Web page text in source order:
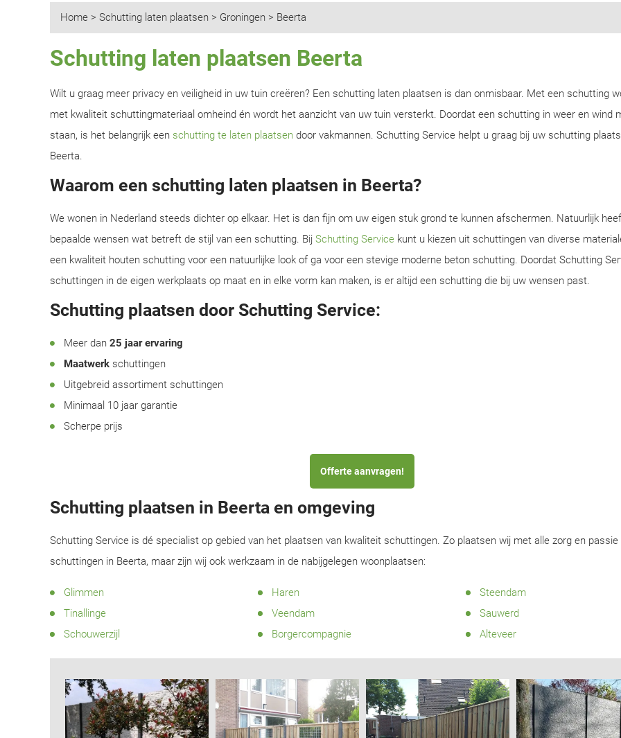
Home > Schutting laten plaatsen > Groningen > Beerta
Schutting laten plaatsen Beerta
Wilt u graag meer privacy en veiligheid in uw tuin creëren? Een schutting laten plaatsen is dan onmisbaar. Met een schutting
met kwaliteit schuttingmateriaal omheind én wordt het aanzicht van uw tuin versterkt. Doordat een schutting in weer en wind
staan, is het belangrijk een schutting te laten plaatsen door vakmannen. Schutting Service helpt u graag bij uw schutting
Beerta.
Waarom een schutting laten plaatsen in Beerta?
We wonen in Nederland steeds dichter op elkaar. Het is dan fijn om uw eigen stuk grond te kunnen afschermen. Natuurlijk
bepaalde wensen wat betreft de stijl van een schutting. Bij Schutting Service kunt u kiezen uit schuttingen van diverse
een kwaliteit houten schutting voor een natuurlijke look of ga voor een stevige moderne beton schutting. Doordat Schutting
schuttingen in de eigen werkplaats op maat en in elke vorm kan maken, is er altijd een schutting die bij uw wensen past.
Schutting plaatsen door Schutting Service:
Meer dan 25 jaar ervaring
Maatwerk schuttingen
Uitgebreid assortiment schuttingen
Minimaal 10 jaar garantie
Scherpe prijs
Offerte aanvragen!
Schutting plaatsen in Beerta en omgeving
Schutting Service is dé specialist op gebied van het plaatsen van kwaliteit schuttingen. Zo plaatsen wij met alle zorg en passie
schuttingen in Beerta, maar zijn wij ook werkzaam in de nabijgelegen woonplaatsen:
Glimmen Haren
Steendam
Tinallinge
Veendam
Sauwerd
Schouwerzijl
Borgercompagnie Alteveer